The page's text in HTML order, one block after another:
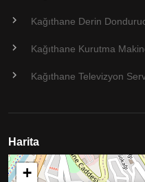
Kağıthane Derin
Kağıthane Kurutma
Kağıthane Televizyon
Harita
+